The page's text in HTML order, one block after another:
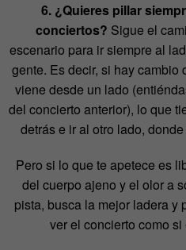
6. ¿Quieres pillar
conciertos? Sigue el
escenario para ir siempre al
gente. Es decir, si hay cambio
viene desde un lado
del concierto anterior), lo que
detrás e ir al otro lado,
Pero si lo que te apetece es
del cuerpo ajeno y el olor a
pista, busca la mejor ladera y
ver el concierto como